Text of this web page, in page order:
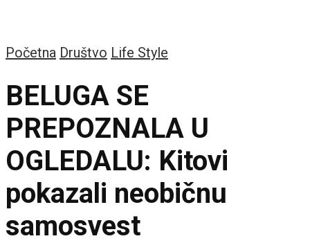
Početna Društvo Life Style
BELUGA SE
PREPOZNALA U
OGLEDALU: Kitovi
pokazali neobičnu
samosvest